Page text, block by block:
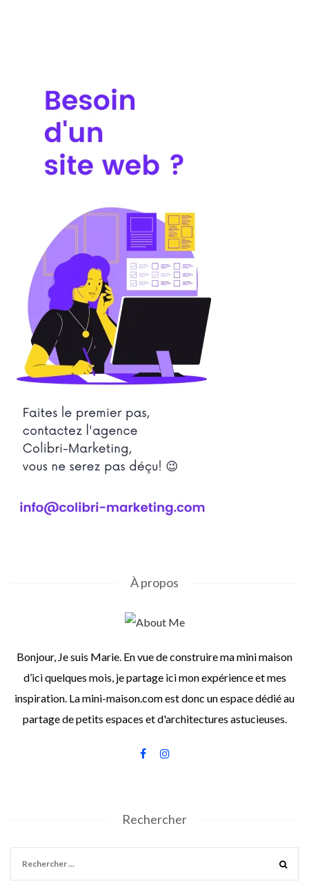
À propos
Bonjour, Je suis Marie. En vue de construire ma mini maison
d’ici quelques mois, je partage ici mon expérience et mes
inspiration. La mini-maison.com est donc un espace dédié au
partage de petits espaces et d'architectures astucieuses.
Rechercher